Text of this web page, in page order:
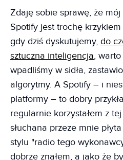
Zdaję sobie sprawę, że mój
Spotify jest trochę
gdy dziś dyskutujemy, do
sztuczna inteligencja,
wpadliśmy w sidła,
algorytmy. A Spotify – i
platformy – to dobry
regularnie korzystałem z
słuchana przeze mnie
stylu "radio tego
dobrze znałem, a jako że